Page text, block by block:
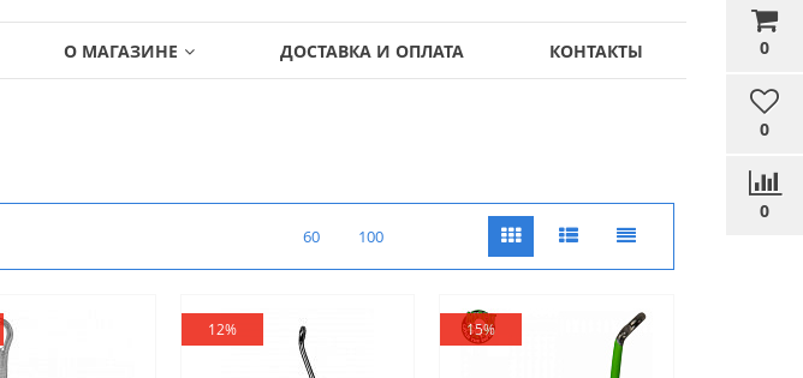
0
0
0
О МАГАЗИНЕ ДОСТАВКА И ОПЛАТА КОНТАКТЫ
60 100
12% 15%